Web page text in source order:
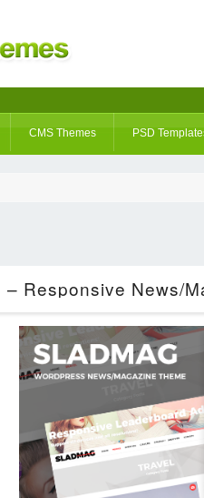
CMS Themes PSD